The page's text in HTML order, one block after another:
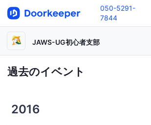
050-5291-
7844
JAWS-UG初心者支部
過去のイベント
2016